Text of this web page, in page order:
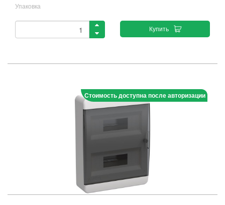
Упаковка
Купить
Стоимость доступна после авторизации